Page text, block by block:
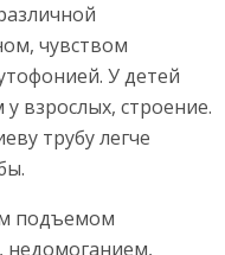
чувством
У детей
взрослых, строение.
трубу легче
подъемом
недомоганием,